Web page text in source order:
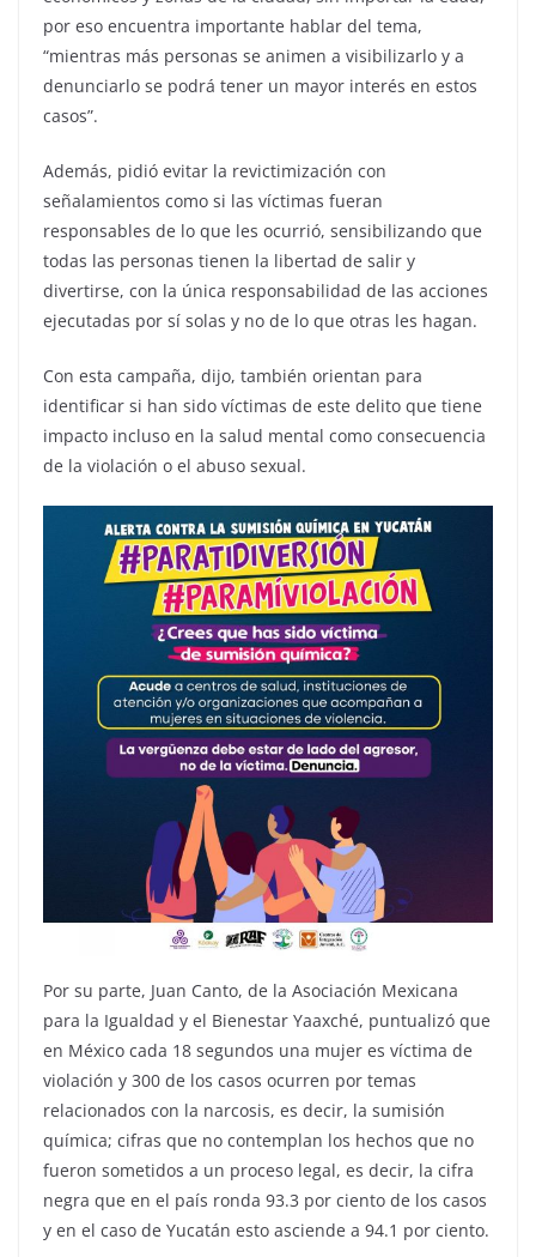
por eso encuentra importante hablar del tema,
“mientras más personas se animen a visibilizarlo y a
denunciarlo se podrá tener un mayor interés en estos
casos”.
Además, pidió evitar la revictimización con
señalamientos como si las víctimas fueran
responsables de lo que les ocurrió, sensibilizando que
todas las personas tienen la libertad de salir y
divertirse, con la única responsabilidad de las acciones
ejecutadas por sí solas y no de lo que otras les hagan.
Con esta campaña, dijo, también orientan para
identificar si han sido víctimas de este delito que tiene
impacto incluso en la salud mental como consecuencia
de la violación o el abuso sexual.
Por su parte, Juan Canto, de la Asociación Mexicana
para la Igualdad y el Bienestar Yaaxché, puntualizó que
en México cada 18 segundos una mujer es víctima de
violación y 300 de los casos ocurren por temas
relacionados con la narcosis, es decir, la sumisión
química; cifras que no contemplan los hechos que no
fueron sometidos a un proceso legal, es decir, la cifra
negra que en el país ronda 93.3 por ciento de los casos
y en el caso de Yucatán esto asciende a 94.1 por ciento.